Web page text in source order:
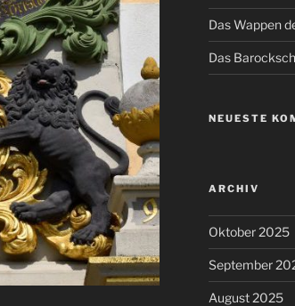
Das Wappen
Das
NEUESTE
ARCHIV
Oktober 2025
September
August 2025